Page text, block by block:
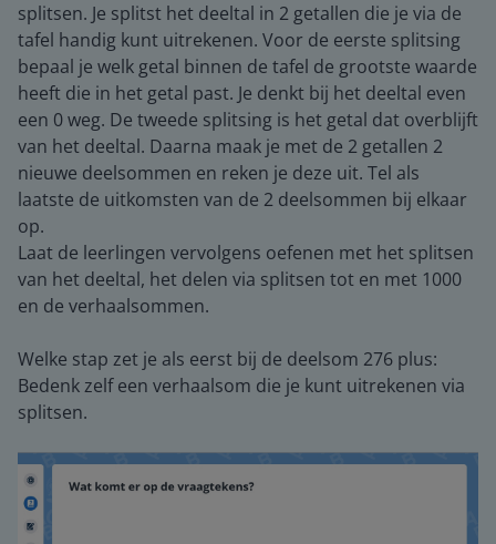
splitsen. Je splitst het deeltal in 2 getallen die je via de
tafel handig kunt uitrekenen. Voor de eerste splitsing
bepaal je welk getal binnen de tafel de grootste waarde
heeft die in het getal past. Je denkt bij het deeltal even
een 0 weg. De tweede splitsing is het getal dat overblijft
van het deeltal. Daarna maak je met de 2 getallen 2
nieuwe deelsommen en reken je deze uit. Tel als
laatste de uitkomsten van de 2 deelsommen bij elkaar
op.
Laat de leerlingen vervolgens oefenen met het splitsen
van het deeltal, het delen via splitsen tot en met 1000
en de verhaalsommen.
Welke stap zet je als eerst bij de deelsom 276 plus:
Bedenk zelf een verhaalsom die je kunt uitrekenen via
splitsen.